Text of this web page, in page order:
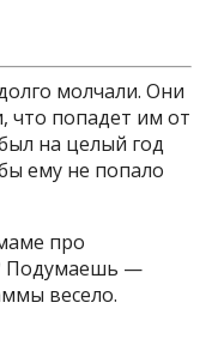
молчали. Они
что попадет им от
на целый год
ему не попало
про
Подумаешь —
весело.